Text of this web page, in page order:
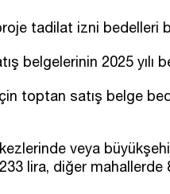
tadilat izni bedelleri
belgelerinin 2025 yılı
toptan satış belge
veya
lira, diğer mahallerde